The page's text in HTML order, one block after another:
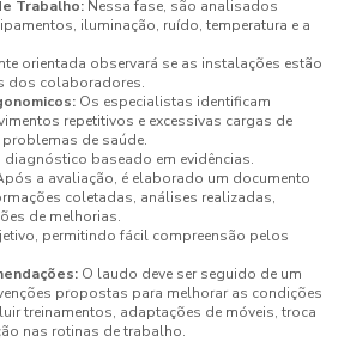
Trabalho: Nessa fase, são analisados
iluminação, ruído, temperatura e a
orientada observará se as instalações estão
dos colaboradores.
Os especialistas identificam
repetitivos e excessivas cargas de
de saúde.
diagnóstico baseado em evidências.
a avaliação, é elaborado um documento
coletadas, análises realizadas,
de melhorias.
permitindo fácil compreensão pelos
O laudo deve ser seguido de um
propostas para melhorar as condições
treinamentos, adaptações de móveis, troca
nas rotinas de trabalho.